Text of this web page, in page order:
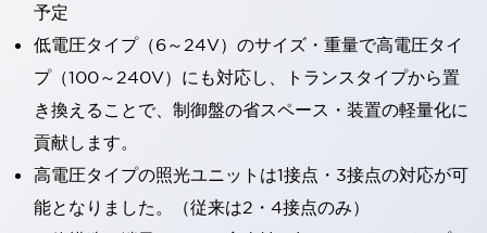
予定
低電圧タイプ（6～24V）のサイズ・重量で高電圧タイ
プ（100～240V）にも対応し、トランスタイプから置
き換えることで、制御盤の省スペース・装置の軽量化に
貢献します。
高電圧タイプの照光ユニットは1接点・3接点の対応が可
能となりました。（従来は2・4接点のみ）